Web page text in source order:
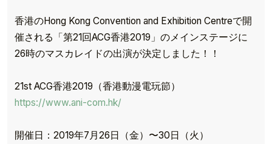
香港のHong Kong Convention and Exhibition Centreで開
催される「第21回ACG香港2019」のメインステージに
26時のマスカレイドの出演が決定しました！！
21st ACG香港2019（香港動漫電玩節）
https://www.ani-com.hk/
開催日：2019年7月26日（金）〜30日（火）